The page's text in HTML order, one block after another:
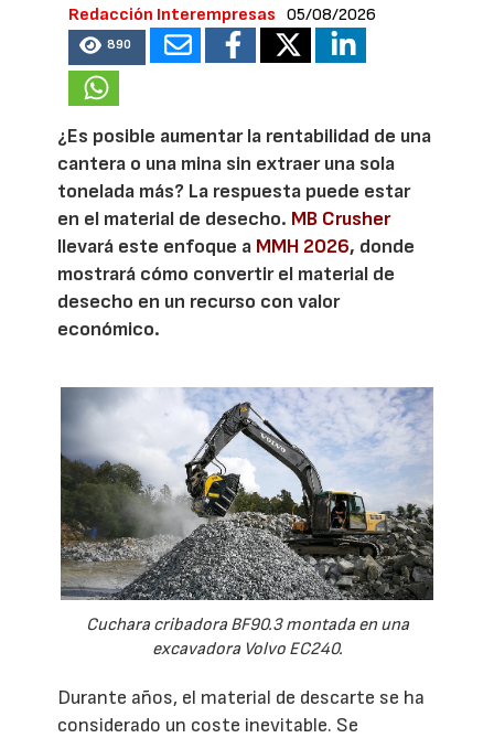
Redacción Interempresas 05/08/2026
890
¿Es posible aumentar la rentabilidad de una
cantera o una mina sin extraer una sola
tonelada más? La respuesta puede estar
en el material de desecho. MB Crusher
llevará este enfoque a MMH 2026, donde
mostrará cómo convertir el material de
desecho en un recurso con valor
económico.
Cuchara cribadora BF90.3 montada en una
excavadora Volvo EC240.
Durante años, el material de descarte se ha
considerado un coste inevitable. Se